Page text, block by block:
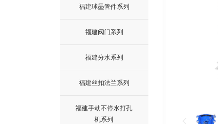
福建球墨管件系列
福建阀门系列
福建分水系列
福建丝扣法兰系列
福建手动不停水打孔
机系列